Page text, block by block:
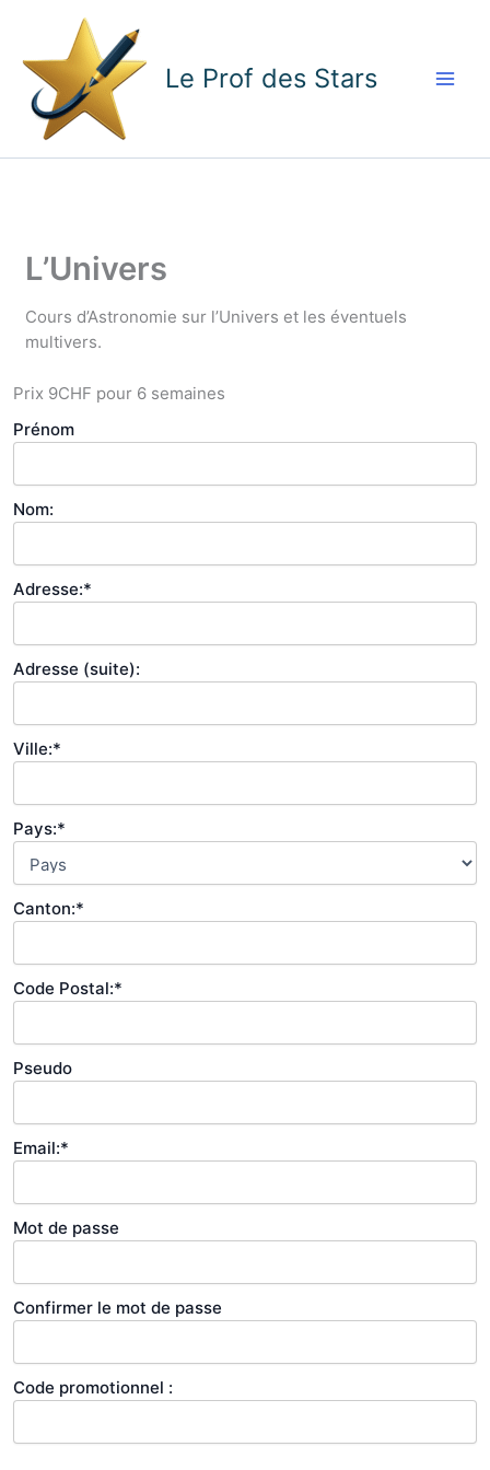
contenu
Le Prof des Stars
L’Univers
Cours d’Astronomie sur l’Univers et les éventuels
multivers.
Prix 9CHF pour 6 semaines
Prénom
Nom:
Adresse:*
Adresse (suite):
Ville:*
Pays:*
Canton:*
Code Postal:*
Pseudo
Email:*
Mot de passe
Confirmer le mot de passe
Code promotionnel :